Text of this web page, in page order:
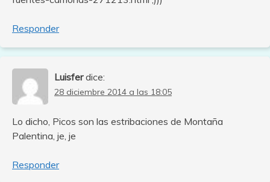
Responder
Luisfer dice:
28 diciembre 2014 a las 18:05
Lo dicho, Picos son las estribaciones de Montaña
Palentina, je, je
Responder